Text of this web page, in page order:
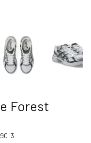
Forest
3